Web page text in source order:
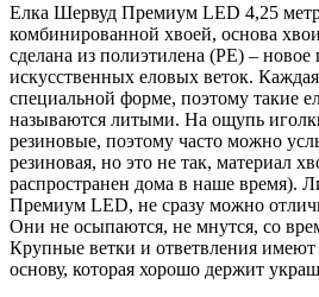
Елка Шервуд Премиум LED 4,25
комбинированной хвоей, основа
сделана из полиэтилена (PE) – новое
искусственных еловых веток. Каждая
специальной форме, поэтому такие
называются литыми. На ощупь
резиновые, поэтому часто можно
резиновая, но это не так, материал
распространен дома в наше время).
Премиум LED, не сразу можно
Они не осыпаются, не мнутся, со
Крупные ветки и ответвления
основу, которая хорошо держит